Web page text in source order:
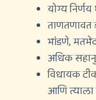
योग्य
ताणतणावत
भांडणे,
अधिक
विधायक
आणि त्याला